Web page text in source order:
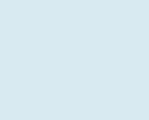
Semicon India 2026